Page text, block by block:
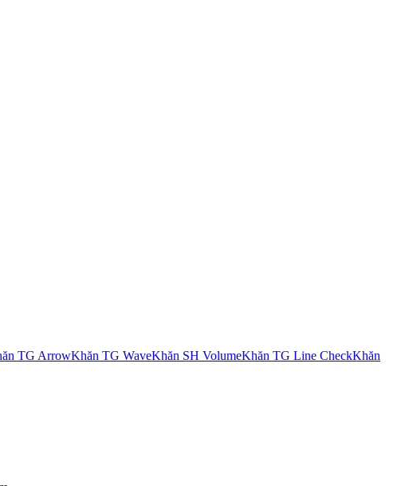
TG ArrowKhăn TG WaveKhăn SH VolumeKhăn TG Line CheckKhăn